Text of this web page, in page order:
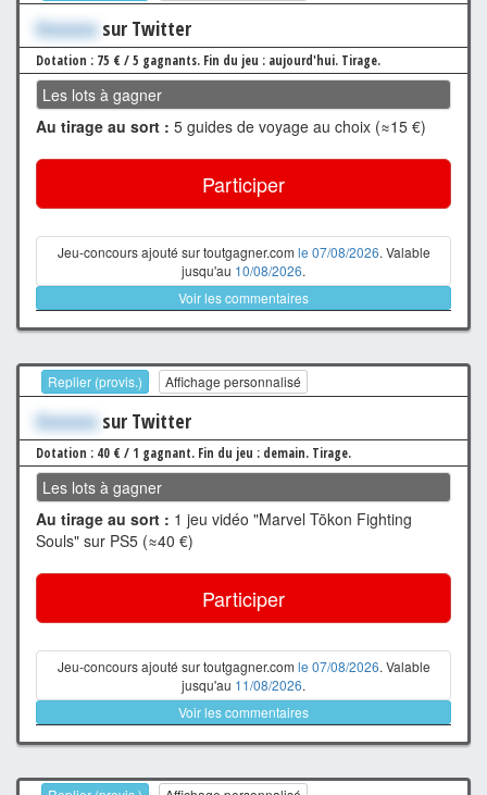
Xxxxxxx sur Twitter
Dotation : 75 € / 5 gagnants. Fin du jeu : aujourd'hui. Tirage.
Les lots à gagner
Au tirage au sort : 5 guides de voyage au choix (≈15 €)
Participer
Jeu-concours ajouté sur toutgagner.com le 07/08/2026. Valable
jusqu'au 10/08/2026.
Voir les commentaires
Replier (provis.) Affichage personnalisé
Xxxxxxx sur Twitter
Dotation : 40 € / 1 gagnant. Fin du jeu : demain. Tirage.
Les lots à gagner
Au tirage au sort : 1 jeu vidéo "Marvel Tōkon Fighting
Souls" sur PS5 (≈40 €)
Participer
Jeu-concours ajouté sur toutgagner.com le 07/08/2026. Valable
jusqu'au 11/08/2026.
Voir les commentaires